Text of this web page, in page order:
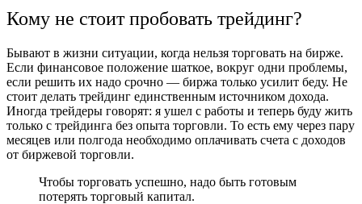
Кому не стоит пробовать трейдинг?
Бывают в жизни ситуации, когда нельзя торговать на бирже.
Если финансовое положение шаткое, вокруг одни проблемы,
если решить их надо срочно — биржа только усилит беду. Не
стоит делать трейдинг единственным источником дохода.
Иногда трейдеры говорят: я ушел с работы и теперь буду жить
только с трейдинга без опыта торговли. То есть ему через пару
месяцев или полгода необходимо оплачивать счета с доходов
от биржевой торговли.
Чтобы торговать успешно, надо быть готовым
потерять торговый капитал.